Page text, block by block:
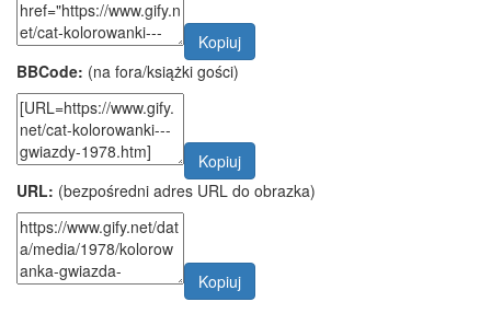
Kopiuj
BBCode: (na fora/książki gości)
Kopiuj
URL: (bezpośredni adres URL do obrazka)
Kopiuj